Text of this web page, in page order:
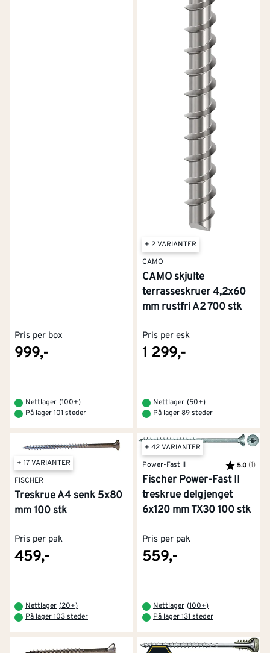
Pris per box
999,-
Nettlager (100+)
På lager 101 steder
+ 2 VARIANTER
CAMO
CAMO skjulte
terrasseskruer 4,2x60
mm rustfri A2 700 stk
Pris per esk
1 299,-
Nettlager (50+)
På lager 89 steder
+ 17 VARIANTER
FISCHER
Treskrue A4 senk 5x80
mm 100 stk
Pris per pak
459,-
Nettlager (20+)
På lager 103 steder
+ 42 VARIANTER
Power-Fast II
Karakter:
5.0 (1)
Fischer Power-Fast II
treskrue delgjenget
6x120 mm TX30 100 stk
Pris per pak
559,-
Nettlager (100+)
På lager 131 steder